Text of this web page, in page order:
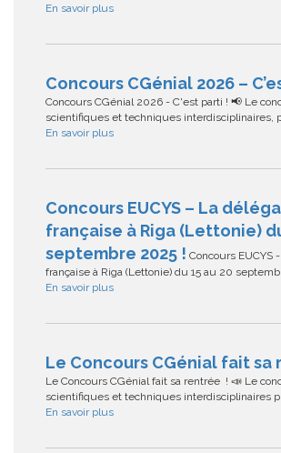
En savoir plus
Concours CGénial 2026 –
Concours CGénial 2026 - C'est parti ! 📢 Le
scientifiques et techniques interdisciplinaires,
En savoir plus
Concours EUCYS – La
française à Riga (Lettonie)
septembre 2025 ! Concours EUCYS
française à Riga (Lettonie) du 15 au 20
En savoir plus
Le Concours CGénial fait sa
Le Concours CGénial fait sa rentrée ! 📣 Le
scientifiques et techniques interdisciplinaires
En savoir plus